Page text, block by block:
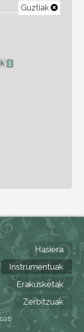
Guztiak
1
Hasiera
Instrumentuak
Erakusketak
Zerbitzuak